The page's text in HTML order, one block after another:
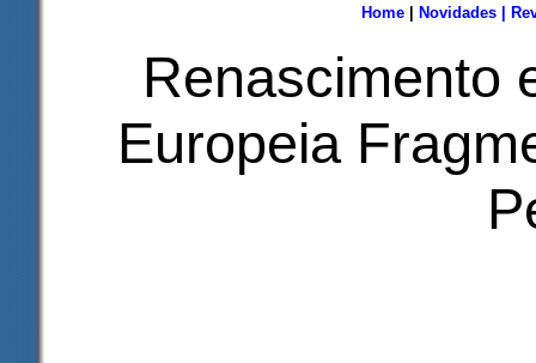
Home Novidades
Renascimento
Europeia